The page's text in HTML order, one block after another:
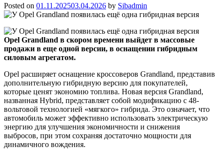
Posted on 01.11.202503.04.2026 by Sibadmin
Opel Grandland в скором времени выйдет в массовые
продажи в еще одной версии, в оснащении гибридным
силовым агрегатом.
Opel расширяет оснащение кроссоверов Grandland, представив
дополнительную гибридную версию для покупателей,
которые ценят экономию топлива. Новая версия Grandland,
названная Hybrid, представляет собой модификацию с 48-
вольтовой технологией «мягкого» гибрида. Это означает, что
автомобиль может эффективно использовать электрическую
энергию для улучшения экономичности и снижения
выбросов, при этом сохраняя достаточно мощности для
динамичного вождения.